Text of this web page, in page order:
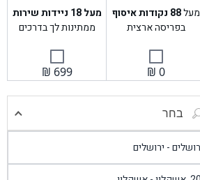
מעל88 נקודות איסוף
בפריסה ארצית
₪ 0
מעל 18 ניידות שירות
ממתינות לך בדרכים
₪ 699
בחר